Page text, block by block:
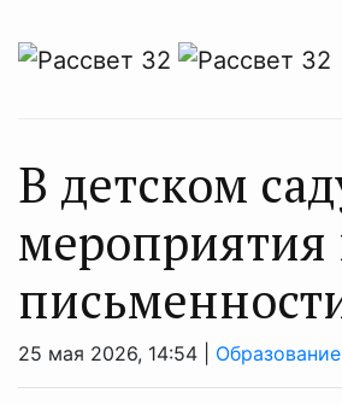
В детском
25 мая 2026, 14:54 | Образование